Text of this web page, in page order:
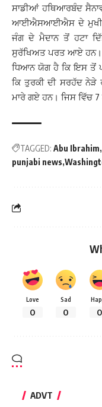
ਸਾਡੀਆਂ ਹਥਿਆਰਬੰਦ
ਆਈਐਸਆਈਐਸ ਦੇ ਮੁਖੀ
ਜੰਗ ਦੇ ਮੈਦਾਨ ਤੋਂ ਹਟਾ
ਸੁਰੱਖਿਅਤ ਪਰਤ ਆਏ ਹਨ।
ਧਿਆਨ ਯੋਗ ਹੈ ਕਿ ਇਸ ਤੋਂ
ਕਿ ਤੁਰਕੀ ਦੀ ਸਰਹੱਦ ਨੇੜੇ
ਮਾਰੇ ਗਏ ਹਨ। ਜਿਸ ਵਿੱਚ
TAGGED: Abu Ibrahim
punjabi news
Love
0
Sad
0 0
ADVT